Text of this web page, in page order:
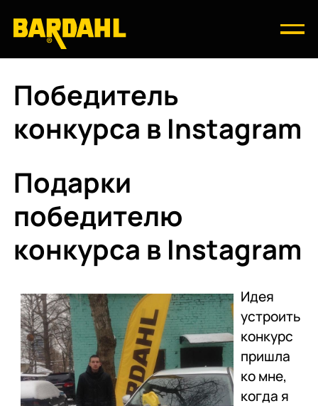
Победитель
конкурса в Instagram
Подарки
победителю
конкурса в Instagram
Идея
устроить
конкурс
пришла
ко мне,
когда я